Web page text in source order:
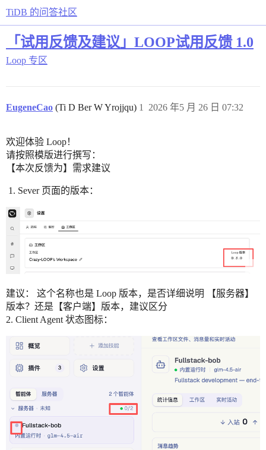
TiDB 的问答社区
「试用反馈及建议」LOOP试用反馈 1.0
Loop 专区
EugeneCao (Ti D Ber W Yrojjqu) 2026 年5 月 26 日 07:32
1
欢迎体验 Loop！
请按照模版进行撰写：
【本次反馈为】需求建议
Sever 页面的版本：
建议： 这个名称也是 Loop 版本，是否详细说明 【服务器】
版本？还是【客户端】版本，建议区分
2. Client Agent 状态图标：